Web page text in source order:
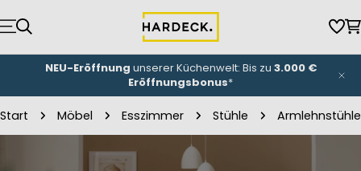
Inhalt
springen
NEU-Eröffnung unserer Küchenwelt: Bis zu 3.000 €
Eröffnungsbonus*
Start Möbel Esszimmer Stühle Armlehnstühle